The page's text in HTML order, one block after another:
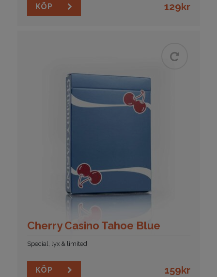
KÖP 129kr
Cherry Casino Tahoe Blue
Special, lyx & limited
KÖP 159kr